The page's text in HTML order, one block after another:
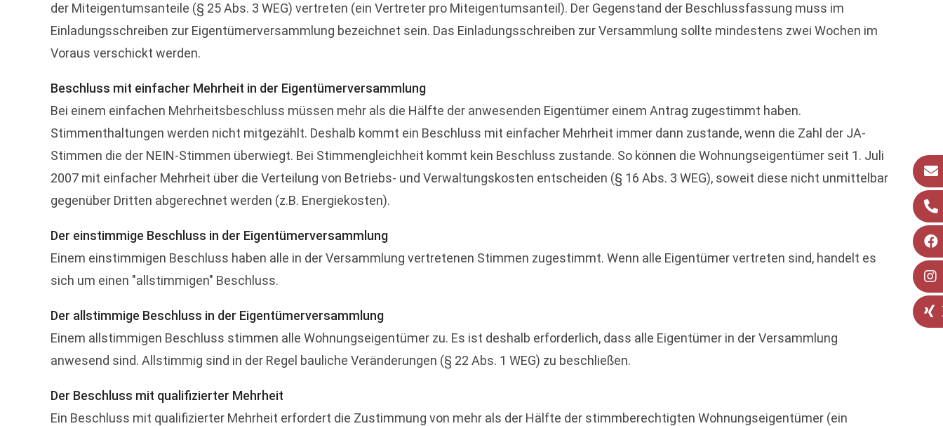
der Miteigentumsanteile (§ 25 Abs. 3 WEG) vertreten (ein Vertreter pro Miteigentumsanteil). Der Gegenstand der Beschlussfassung muss im
Einladungsschreiben zur Eigentümerversammlung bezeichnet sein. Das Einladungsschreiben zur Versammlung sollte mindestens zwei Wochen im
Voraus verschickt werden.
Beschluss mit einfacher Mehrheit in der Eigentümerversammlung
Bei einem einfachen Mehrheitsbeschluss müssen mehr als die Hälfte der anwesenden Eigentümer einem Antrag zugestimmt haben.
Stimmenthaltungen werden nicht mitgezählt. Deshalb kommt ein Beschluss mit einfacher Mehrheit immer dann zustande, wenn die Zahl der JA-
Stimmen die der NEIN-Stimmen überwiegt. Bei Stimmengleichheit kommt kein Beschluss zustande. So können die Wohnungseigentümer seit 1. Juli
2007 mit einfacher Mehrheit über die Verteilung von Betriebs- und Verwaltungskosten entscheiden (§ 16 Abs. 3 WEG), soweit diese nicht unmittelbar
gegenüber Dritten abgerechnet werden (z.B. Energiekosten).
Der einstimmige Beschluss in der Eigentümerversammlung
Einem einstimmigen Beschluss haben alle in der Versammlung vertretenen Stimmen zugestimmt. Wenn alle Eigentümer vertreten sind, handelt es
sich um einen "allstimmigen" Beschluss.
Der allstimmige Beschluss in der Eigentümerversammlung
Einem allstimmigen Beschluss stimmen alle Wohnungseigentümer zu. Es ist deshalb erforderlich, dass alle Eigentümer in der Versammlung
anwesend sind. Allstimmig sind in der Regel bauliche Veränderungen (§ 22 Abs. 1 WEG) zu beschließen.
Der Beschluss mit qualifizierter Mehrheit
Ein Beschluss mit qualifizierter Mehrheit erfordert die Zustimmung von mehr als der Hälfte der stimmberechtigten Wohnungseigentümer (ein